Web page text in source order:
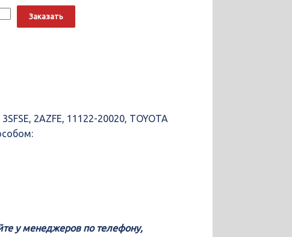
Заказать
2AZFE, 11122-20020, TOYOTA
у менеджеров по телефону,